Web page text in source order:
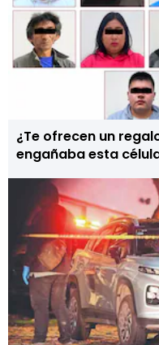
¿Te ofrecen un
engañaba esta